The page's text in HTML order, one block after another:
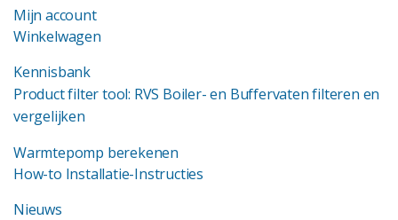
Mijn account
Winkelwagen
Kennisbank
Product filter tool: RVS Boiler- en Buffervaten filteren en
vergelijken
Warmtepomp berekenen
How-to Installatie-Instructies
Nieuws